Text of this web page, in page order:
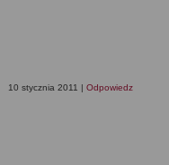
10 stycznia 2011 Odpowiedz